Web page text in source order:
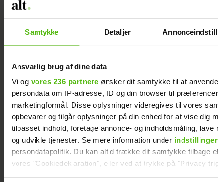
Samtykke Detaljer
Ansvarlig brug af dine data
Vi og vores 236 partnere ønsker dit samtykke til at
persondata om IP-adresse, ID og din browser til
marketingformål. Disse oplysninger videregives til vores
opbevarer og tilgår oplysninger på din enhed for at vise dig
tilpasset indhold, foretage annonce- og indholdsmåling, lave
og udvikle tjenester. Se mere information under indstillinger
persondatapolitik. Du kan altid trække dit samtykke tilbage
vores "Cookiedeklaration", eller ved at trykke på "Privacy
Afsløret på video: Melvin Kakooza vækker
opsigt i nyt job
Åbner op om hårdt år: "Det var ganske